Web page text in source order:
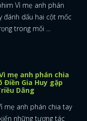
Vì mẹ anh phán
đánh dấu hai cột mốc
trong mối ...
mẹ anh phán chia
Điền Gia Huy gặp
Dâng
mẹ anh phán chia tay
những tương tác